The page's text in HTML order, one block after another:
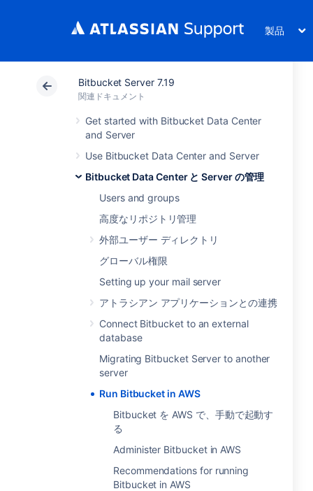
製品
Bitbucket Server 7.19
関連ドキュメント
Get started with Bitbucket Data Center
and Server
Use Bitbucket Data Center and Server
Bitbucket Data Center と Server の管理
Users and groups
高度なリポジトリ管理
外部ユーザー ディレクトリ
グローバル権限
Setting up your mail server
アトラシアン アプリケーションとの連携
Connect Bitbucket to an external
database
Migrating Bitbucket Server to another
server
Run Bitbucket in AWS
Bitbucket を AWS で、手動で起動す
る
Administer Bitbucket in AWS
Recommendations for running
Bitbucket in AWS